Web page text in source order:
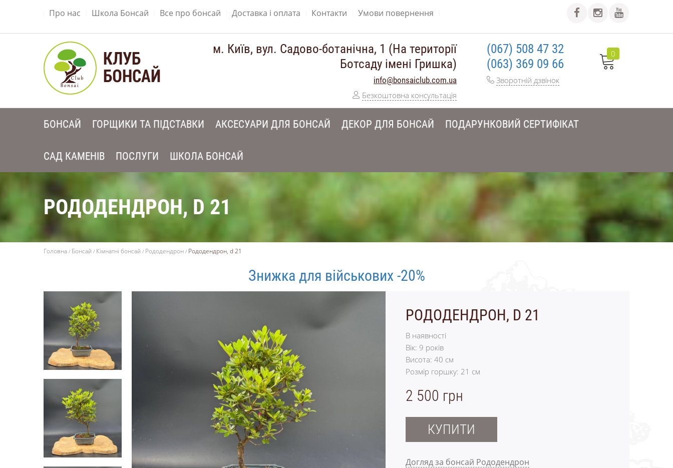
Про нас Школа Бонсай Все про бонсай Доставка і оплата Контакти Умови повернення
м. Київ, вул. Садово-ботанічна, 1 (На території
Ботсаду імені Гришка)
info@bonsaiclub.com.ua
Безкоштовна консультація
(067) 508 47 32
(063) 369 09 66
Зворотній дзвінок
0
БОНСАЙ ГОРЩИКИ ТА ПІДСТАВКИ АКСЕСУАРИ ДЛЯ БОНСАЙ ДЕКОР ДЛЯ БОНСАЙ ПОДАРУНКОВИЙ СЕРТИФІКАТ
САД КАМЕНІВ ПОСЛУГИ ШКОЛА БОНСАЙ
РОДОДЕНДРОН, D 21
Головна Бонсай Кімнатні бонсай Рододендрон Рододендрон, d 21
Знижка для військових -20%
РОДОДЕНДРОН, D 21
В наявності
Вік: 9 років
Висота: 40 см
Розмір горшку: 21 см
2 500 грн
КУПИТИ
Догляд за бонсай Рододендрон